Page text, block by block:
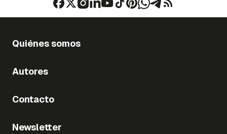
Quiénes somos
Autores
Contacto
Newsletter